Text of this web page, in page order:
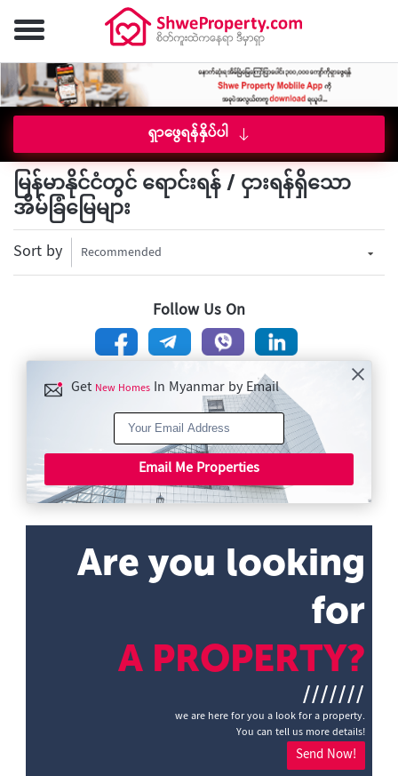
ရှာဖွေရန်နှိပ်ပါ
မြန်မာနိုင်ငံတွင် ရောင်းရန် / ငှားရန်ရှိသော
အိမ်ခြံမြေများ
Sort by Recommended
Follow Us On
Get New Homes In Myanmar by Email
Email Me Properties
Are you looking
for
A PROPERTY?
///////
we are here for you a look for a property.
You can tell us more details!
Send Now!